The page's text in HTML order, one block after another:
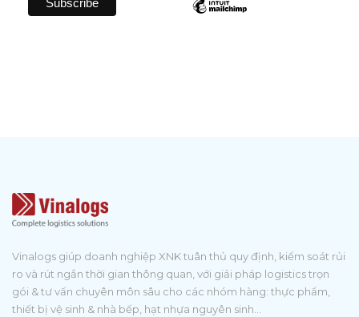
Vinalogs giúp doanh nghiệp XNK tuân thủ quy định, kiểm soát rủi
ro và rút ngắn thời gian thông quan, với giải pháp logistics trọn
gói & tư vấn chuyên môn sâu cho các nhóm hàng: thực phẩm,
thiết bị vệ sinh & nhà bếp, hạt nhựa nguyên sinh...